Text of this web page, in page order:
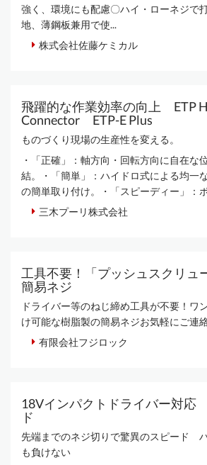
強く、環境にも配慮〇ハイ・ローネジで
地、薄鋼板兼用で使...
株式会社佐藤ケミカル
飛躍的な作業効率の向上 ETP
Connector ETP-E Plus
ものづくり現場の生産性を変える。
・「正確」：軸方向・回転方向に自在な
結。・「簡単」：ハイドロ式による均一
の簡単取り付け。・「スピーディー」：
三木プーリ株式会社
工具不要！「プッシュスクリ
簡易ネジ
ドライバー等のねじ締め工具が不要！ワ
け可能な樹脂製の簡易ネジお気軽にご連
有限会社フジロック
18Vインパクトドライバー対応
ド
先端までのネジ切りで驚異のスピード
も負けない